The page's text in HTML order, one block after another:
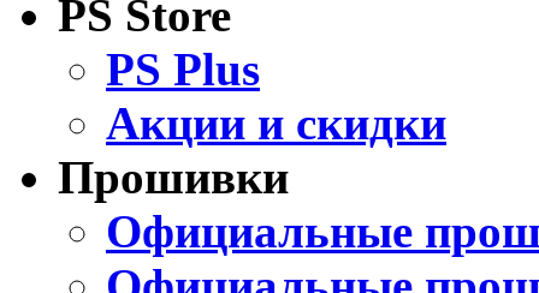
PS Store
PS Plus
Акции и скидки
Прошивки
Официальные